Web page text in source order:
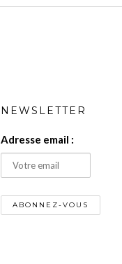
NEWSLETTER
Adresse email :